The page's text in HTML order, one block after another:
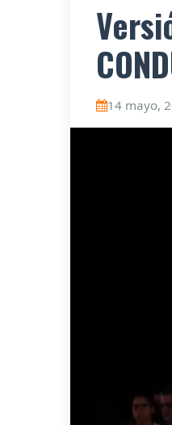
14 mayo,